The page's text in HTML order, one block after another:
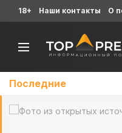
Последние
18+ Наши контакты О